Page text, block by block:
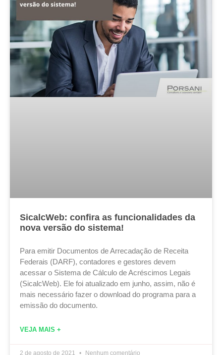
SicalcWeb: confira as funcionalidades da
nova versão do sistema!
Para emitir Documentos de Arrecadação de Receita
Federais (DARF), contadores e gestores devem
acessar o Sistema de Cálculo de Acréscimos Legais
(SicalcWeb). Ele foi atualizado em junho, assim, não é
mais necessário fazer o download do programa para a
emissão do documento.
VEJA MAIS +
2 de agosto de 2021 Nenhum comentário